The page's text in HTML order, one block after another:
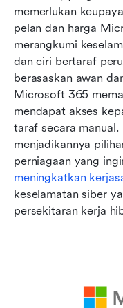
memerlukan
pelan dan harga
merangkumi
dan ciri bertaraf
berasaskan awan
Microsoft 365
mendapat akses
taraf secara manual.
menjadikannya
meningkatkan
keselamatan siber
persekitaran kerja